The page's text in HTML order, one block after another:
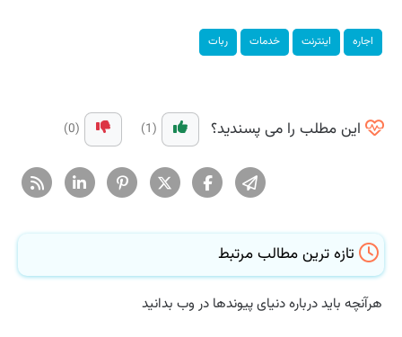
اجاره اینترنت خدمات ربات
این مطلب را می پسندید؟ (1)
(0)
تازه ترین مطالب مرتبط
هرآنچه باید درباره دنیای پیوندها در وب بدانید